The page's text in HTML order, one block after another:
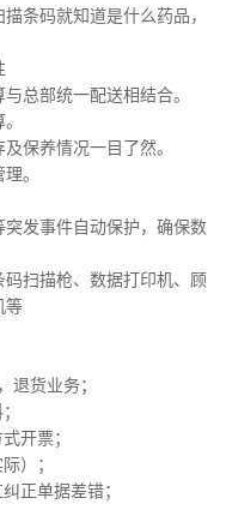
条码就知道是什么药品，
总部统一配送相结合。
保养情况一目了然。
。
发事件自动保护，确保数
扫描枪、数据打印机、顾
等
货业务；
开票；
）；
正单据差错；